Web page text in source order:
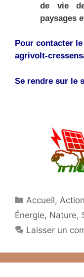
de vie
paysages
Pour contacter
agrivolt-
Se rendre sur le
Catégories
Accueil,
Énergie, Nature,
Laisser un